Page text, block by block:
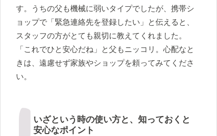
す。うちの父も機械に弱いタイプでしたが、携帯シ
ョップで「緊急連絡先を登録したい」と伝えると、
スタッフの方がとても親切に教えてくれました。
「これでひと安心だね」と父もニッコリ。心配なと
きは、遠慮せず家族やショップを頼ってみてくださ
い。
いざという時の使い方と、知っておくと
安心なポイント